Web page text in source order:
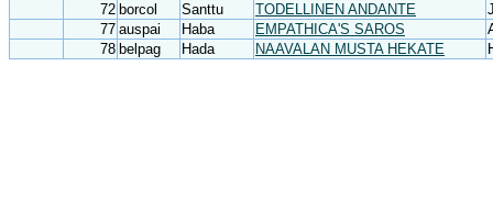
72 borcol Santtu TODELLINEN ANDANTE
77 auspai Haba EMPATHICA'S SAROS
78 belpag Hada NAAVALAN MUSTA HEKATE